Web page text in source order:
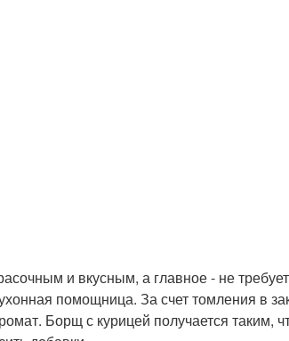
и вкусным, а главное - не
помощница. За счет томления в
Борщ с курицей получается таким,